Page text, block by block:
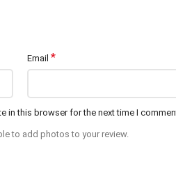
Email *
in this browser for the next time I
to add photos to your review.